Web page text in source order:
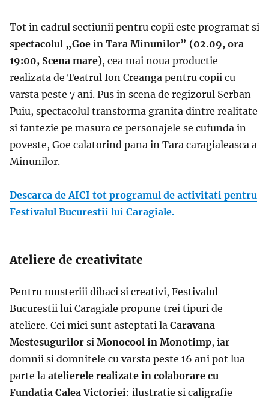
Tot in cadrul sectiunii pentru copii este programat si
spectacolul „Goe in Tara Minunilor” (02.09, ora
19:00, Scena mare), cea mai noua productie
realizata de Teatrul Ion Creanga pentru copii cu
varsta peste 7 ani. Pus in scena de regizorul Serban
Puiu, spectacolul transforma granita dintre realitate
si fantezie pe masura ce personajele se cufunda in
poveste, Goe calatorind pana in Tara caragialeasca a
Minunilor.
Descarca de AICI tot programul de activitati pentru
Festivalul Bucurestii lui Caragiale.
Ateliere de creativitate
Pentru musteriii dibaci si creativi, Festivalul
Bucurestii lui Caragiale propune trei tipuri de
ateliere. Cei mici sunt asteptati la Caravana
Mestesugurilor si Monocool in Monotimp, iar
domnii si domnitele cu varsta peste 16 ani pot lua
parte la atelierele realizate in colaborare cu
Fundatia Calea Victoriei: ilustratie si caligrafie